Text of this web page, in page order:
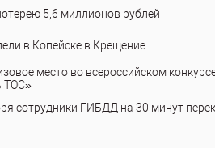
5,6 миллионов рублей
в Копейске в Крещение
место во всероссийском
ТОС»
сотрудники ГИБДД на 30 минут